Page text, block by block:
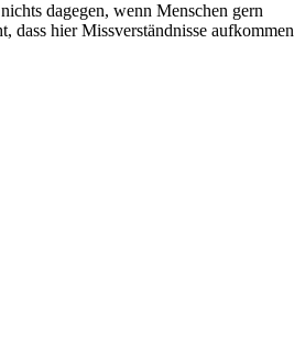
dagegen, wenn Menschen gern
dass hier Missverständnisse aufkommen